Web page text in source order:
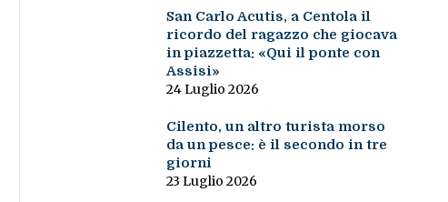
San Carlo Acutis, a Centola il
ricordo del ragazzo che giocava
in piazzetta: «Qui il ponte con
Assisi»
24 Luglio 2026
Cilento, un altro turista morso
da un pesce: è il secondo in tre
giorni
23 Luglio 2026